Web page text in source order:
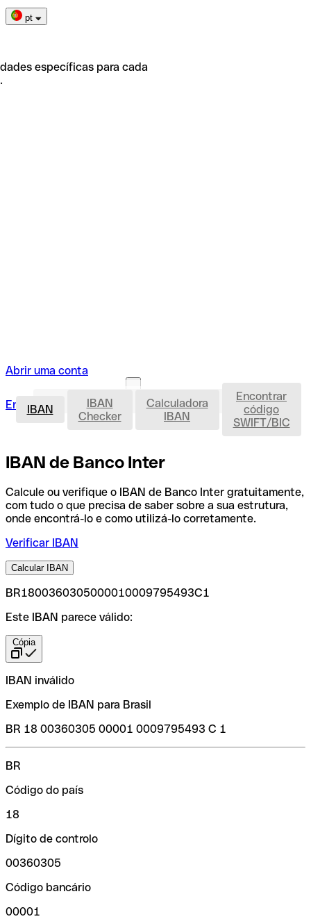
pt
específicas para cada
Abrir uma conta
Entrar Abrir uma conta IBAN
IBAN
IBAN
Checker
Calculadora
IBAN
Encontrar
código
SWIFT/BIC
IBAN de Banco Inter
Calcule ou verifique o IBAN de Banco Inter gratuitamente,
com tudo o que precisa de saber sobre a sua estrutura,
onde encontrá-lo e como utilizá-lo corretamente.
Verificar IBAN
Calcular IBAN
BR1800360305000010009795493C1
Este IBAN parece válido:
Cópia
IBAN inválido
Exemplo de IBAN para Brasil
BR 18 00360305 00001 0009795493 C 1
BR
Código do país
18
Dígito de controlo
00360305
Código bancário
00001